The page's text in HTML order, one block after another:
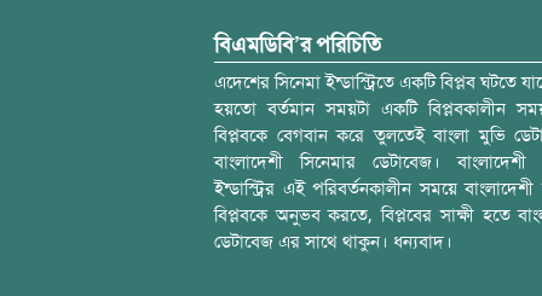
বিএমডিবি’র পরিচিতি
এদেশের সিনেমা ইন্ডাস্ট্রিতে একটি বিপ্লব ঘটতে
হয়তো বর্তমান সময়টা একটি বিপ্লবকালীন
বিপ্লবকে বেগবান করে তুলতেই বাংলা মুভি
বাংলাদেশী সিনেমার ডেটাবেজ। বাংলাদেশী
ইন্ডাস্ট্রির এই পরিবর্তনকালীন সময়ে বাংলাদেশী
বিপ্লবকে অনুভব করতে, বিপ্লবের সাক্ষী হতে
ডেটাবেজ এর সাথে থাকুন। ধন্যবাদ।